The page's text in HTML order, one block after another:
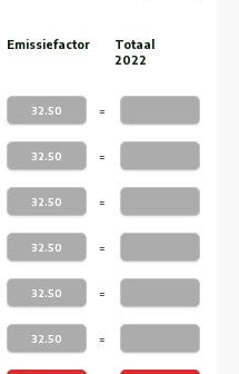
Emissiefactor
Totaal
2022